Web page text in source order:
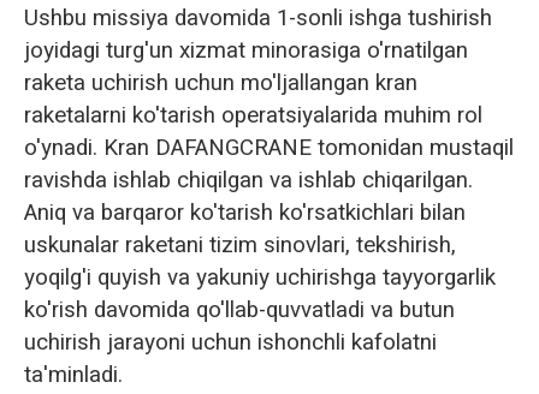
Ushbu missiya davomida 1-sonli ishga tushirish
joyidagi turg'un xizmat minorasiga o'rnatilgan
raketa uchirish uchun mo'ljallangan kran
raketalarni ko'tarish operatsiyalarida muhim rol
o'ynadi. Kran DAFANGCRANE tomonidan mustaqil
ravishda ishlab chiqilgan va ishlab chiqarilgan.
Aniq va barqaror ko'tarish ko'rsatkichlari bilan
uskunalar raketani tizim sinovlari, tekshirish,
yoqilg'i quyish va yakuniy uchirishga tayyorgarlik
ko'rish davomida qo'llab-quvvatladi va butun
uchirish jarayoni uchun ishonchli kafolatni
ta'minladi.